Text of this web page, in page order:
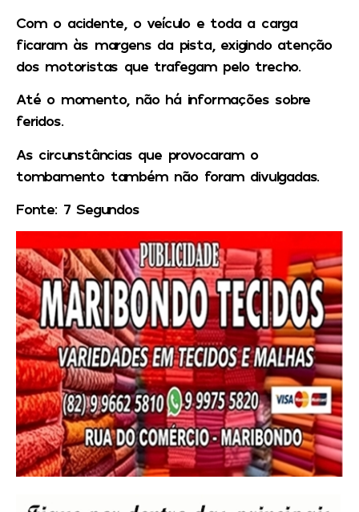
Com o acidente, o veículo e toda a carga
ficaram às margens da pista, exigindo atenção
dos motoristas que trafegam pelo trecho.
Até o momento, não há informações sobre
feridos.
As circunstâncias que provocaram o
tombamento também não foram divulgadas.
Fonte: 7 Segundos